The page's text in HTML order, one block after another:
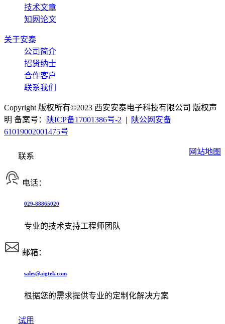
技术文章
知网论文
关于安泰
公司简介
招贤纳士
合作客户
联系我们
Copyright 版权所有©2023 西安安泰电子科技有限公司 版权声
明 备案号：
陕ICP备17001386号-2 |
陕公网安备
61019002001475号
网站地图
联系
电话：
029-88865020
专业的技术支持工程师团队
邮箱：
sales@aigtek.com
根据您的需求提供专业的定制化解决方案
试用